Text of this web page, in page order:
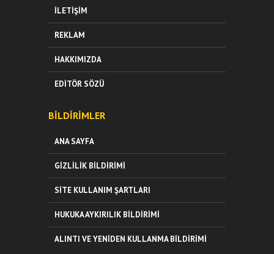
İLETIŞIM
REKLAM
HAKKIMIZDA
EDITÖR SÖZÜ
BILDIRIMLER
ANA SAYFA
GIZLILIK BILDIRIMI
SITE KULLANIM ŞARTLARI
HUKUKA AYKIRILIK BILDIRIMI
ALINTI VE YENIDEN KULLANMA BILDIRIMI